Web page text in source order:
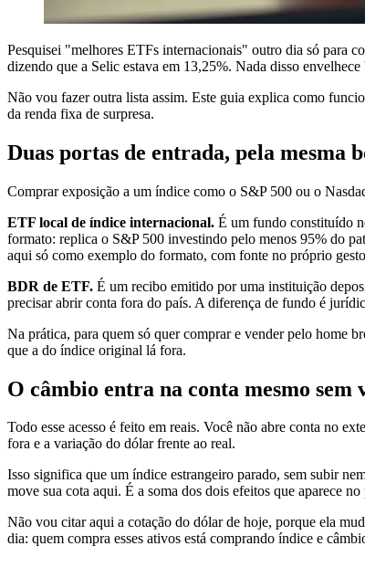
Pesquisei "melhores ETFs internacionais" outro dia só para
dizendo que a Selic estava em 13,25%. Nada disso envelhece
Não vou fazer outra lista assim. Este guia explica como
da renda fixa de surpresa.
Duas portas de entrada, pela mesma
Comprar exposição a um índice como o S&P 500 ou o
ETF local de índice internacional. É um fundo constituído
formato: replica o S&P 500 investindo pelo menos 95% do
aqui só como exemplo do formato, com fonte no próprio
BDR de ETF. É um recibo emitido por uma instituição
precisar abrir conta fora do país. A diferença de fundo é
Na prática, para quem só quer comprar e vender pelo home
que a do índice original lá fora.
O câmbio entra na conta mesmo sem
Todo esse acesso é feito em reais. Você não abre conta no
fora e a variação do dólar frente ao real.
Isso significa que um índice estrangeiro parado, sem subir
move sua cota aqui. É a soma dos dois efeitos que aparece
Não vou citar aqui a cotação do dólar de hoje, porque ela
dia: quem compra esses ativos está comprando índice e